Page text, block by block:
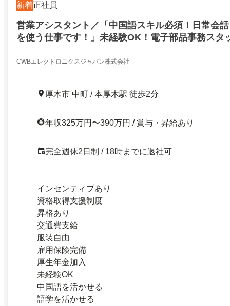
新着正社員
営業アシスタント／「中国語スキル必須！日常会
を使う仕事です！」未経験OK！電子部品事務スタ
CWBエレクトロニクスジャパン株式会社
厚木市 中町 / 本厚木駅 徒歩2分
年収325万円〜390万円 / 賞与・昇給あり
完全週休2日制 / 18時までに退社可
インセンティブあり
資格取得支援制度
昇格あり
交通費支給
服装自由
雇用保険完備
厚生年金加入
未経験OK
中国語を活かせる
語学を活かせる